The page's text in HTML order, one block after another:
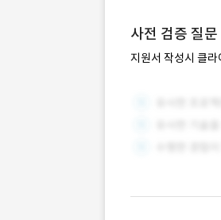
사전 검증 질문
지원서 작성시 클